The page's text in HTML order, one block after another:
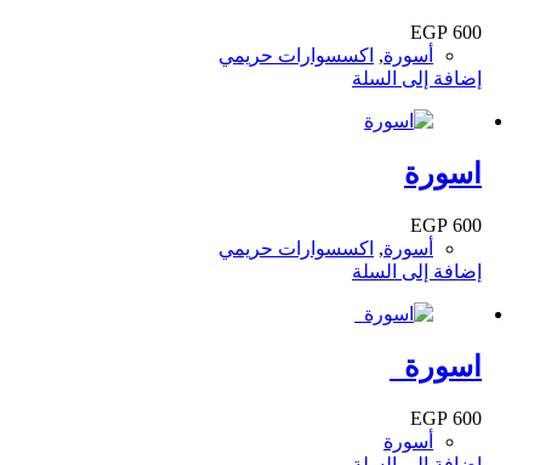
EGP 600
أسورة, اكسسوارات حريمي
إضافة إلى السلة
اسورة
EGP 600
أسورة, اكسسوارات حريمي
إضافة إلى السلة
اسورة
EGP 600
أسورة